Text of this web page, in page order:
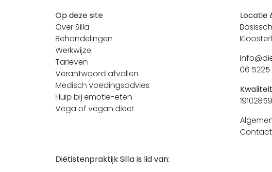
Op deze site
Over Silla
Behandelingen
Werkwijze
Tarieven
Verantwoord afvallen
Medisch voedingsadvies
Hulp bij emotie-eten
Vega of vegan dieet
Locatie
06 5225
Contact
Diëtistenpraktijk Silla is lid van: